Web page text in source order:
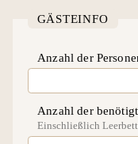
GÄSTEINFO
Anzahl der
Anzahl der
Einschließlich